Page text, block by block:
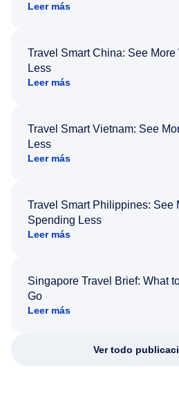
Leer más
Travel Smart China: See
Less
Leer más
Travel Smart Vietnam: See
Less
Leer más
Travel Smart Philippines: See
Spending Less
Leer más
Singapore Travel Brief: What
Go
Leer más
Ver todo